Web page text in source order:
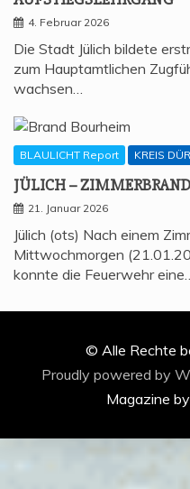
4. Februar 2026
Die Stadt Jülich bildete
zum Hauptamtlichen
wachsen…
BLAULICHT Report KREIS
JÜLICH –
21. Januar 2026
Jülich (ots) Nach einem
Mittwochmorgen
konnte die Feuerwehr
© Alle Rechte
Proudly powered by
Magazine by